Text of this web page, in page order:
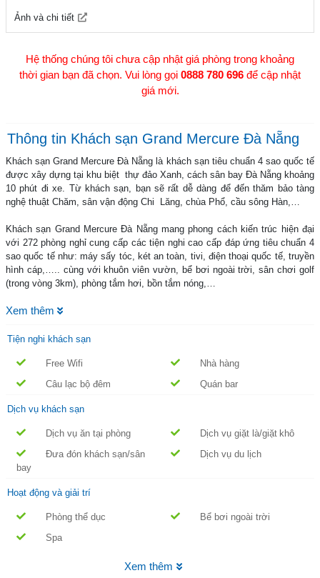
Ảnh và chi tiết
Hệ thống chúng tôi chưa cập nhật giá phòng trong khoảng
thời gian bạn đã chọn. Vui lòng gọi 0888 780 696 để cập nhật
giá mới.
Thông tin Khách sạn Grand Mercure Đà Nẵng
Khách sạn Grand Mercure Đà Nẵng là khách sạn tiêu chuẩn 4 sao quốc tế
được xây dựng tại khu biệt thự đảo Xanh, cách sân bay Đà Nẵng khoảng
10 phút đi xe. Từ khách sạn, bạn sẽ rất dễ dàng để đến thăm bảo tàng
nghệ thuật Chăm, sân vận động Chi Lăng, chùa Phổ, cầu sông Hàn,…
Khách sạn Grand Mercure Đà Nẵng mang phong cách kiến trúc hiện đại
với 272 phòng nghỉ cung cấp các tiện nghi cao cấp đáp ứng tiêu chuẩn 4
sao quốc tế như: máy sấy tóc, két an toàn, tivi, điện thoại quốc tế, truyền
hình cáp,….. cùng với khuôn viên vườn, bể bơi ngoài trời, sân chơi golf
(trong vòng 3km), phòng tắm hơi, bồn tắm nóng,…
Nếu như bạn đang tìm một khách sạn cao cấp tại khu vực trung tâm
tuyệt vời cho chuyến đi của bạn.
Xem thêm
Tiện nghi khách sạn
Free Wifi
Nhà hàng
Câu lạc bộ đêm
Quán bar
Dịch vụ khách sạn
Dịch vụ ăn tại phòng
Dịch vụ giặt là/giặt khô
Đưa đón khách sạn/sân
bay
Dịch vụ du lịch
Hoạt động và giải trí
Phòng thể dục
Bể bơi ngoài trời
Spa
Xem thêm